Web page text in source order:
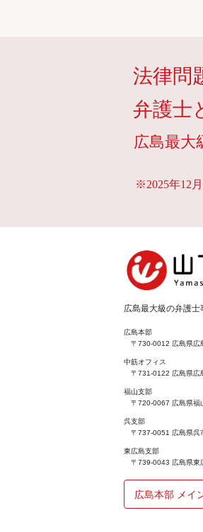
法律問
弁護士
広島最大
※2025年12
広島最大級の弁護士
広島本部
〒730-0012 広島県広
中筋オフィス
〒731-0122 広島県広
福山支部
〒720-0067 広島県福
呉支部
〒737-0051 広島県呉
東広島支部
〒739-0043 広島県東
広島本部 メイ